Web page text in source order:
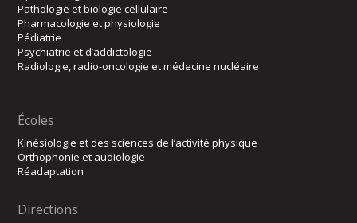
Pathologie et biologie cellulaire
Pharmacologie et physiologie
Pédiatrie
Psychiatrie et d’addictologie
Radiologie, radio-oncologie et médecine nucléaire
Écoles
Kinésiologie et des sciences de l’activité physique
Orthophonie et audiologie
Réadaptation
Directions